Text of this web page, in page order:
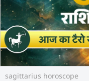
sagittarius horoscope